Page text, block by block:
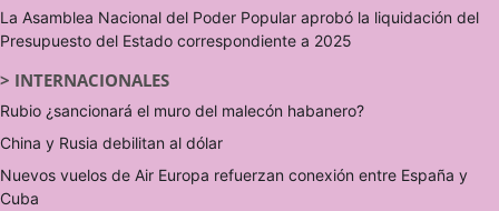
La Asamblea Nacional del Poder Popular aprobó la liquidación del
Presupuesto del Estado correspondiente a 2025
> INTERNACIONALES
Rubio ¿sancionará el muro del malecón habanero?
China y Rusia debilitan al dólar
Nuevos vuelos de Air Europa refuerzan conexión entre España y
Cuba